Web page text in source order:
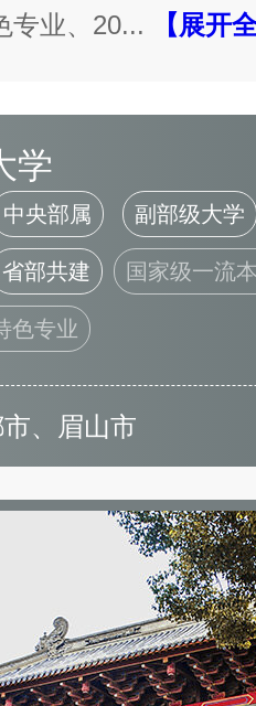
专业、20... 【展开
学
中央部属 副部级大学
省部共建 国家级一流
色专业
、眉山市